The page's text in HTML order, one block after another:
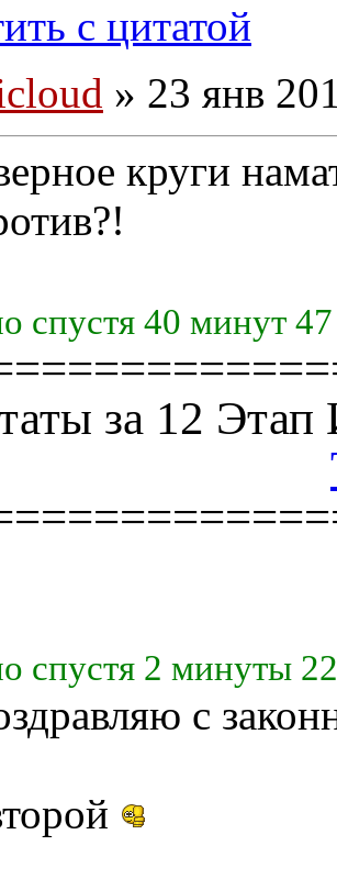
с цитатой
» 23 янв
круги
спустя 40 минут
за 12
спустя 2 минуты
с